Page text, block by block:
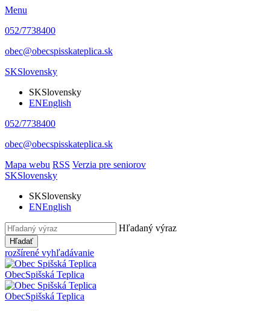
Menu
052/7738400
obec@obecspisskateplica.sk
SKSlovensky
SKSlovensky
ENEnglish
052/7738400
obec@obecspisskateplica.sk
Mapa webu RSS Verzia pre seniorov
SKSlovensky
SKSlovensky
ENEnglish
Hľadaný výraz
Hľadať
rozšírené vyhľadávanie
ObecSpišská Teplica
ObecSpišská Teplica